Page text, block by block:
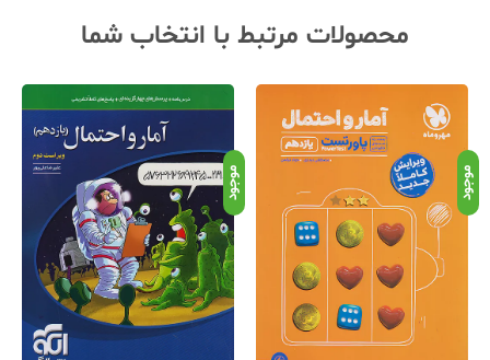
محصولات مرتبط با انتخاب شما
موجود موجود